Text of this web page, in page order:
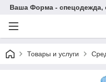
Ваша Форма - спецодежда,
Товары и услуги